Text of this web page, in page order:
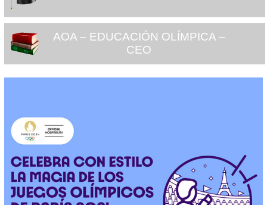
AOA – EDUCACIÓN OLÍMPICA –
CEO